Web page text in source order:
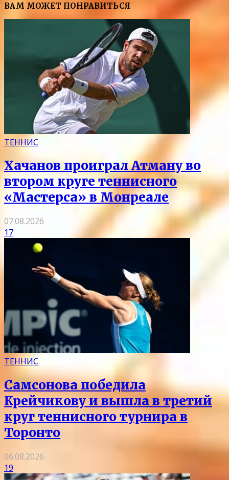
ВАМ МОЖЕТ ПОНРАВИТЬСЯ
ТЕННИС
Хачанов проиграл Атману во
втором круге теннисного
«Мастерса» в Монреале
07.08.2026
17
ТЕННИС
Самсонова победила
Крейчикову и вышла в третий
круг теннисного турнира в
Торонто
06.08.2026
19